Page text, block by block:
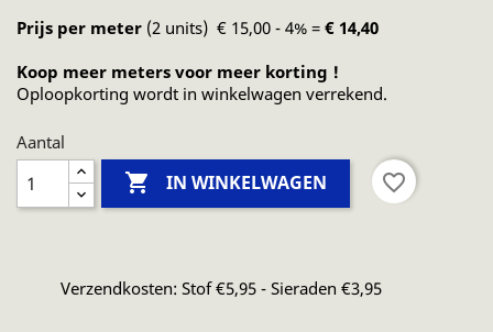
Prijs per meter (2 units) € 15,00 - 4% = € 14,40
Koop meer meters voor meer korting !
Oploopkorting wordt in winkelwagen verrekend.
Aantal
 IN WINKELWAGEN favorite_border
Verzendkosten: Stof €5,95 - Sieraden €3,95